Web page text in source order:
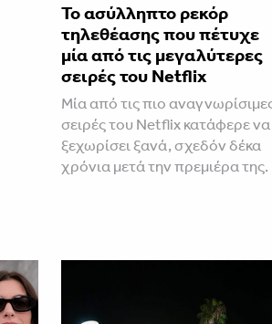
Το ασύλληπτο ρεκόρ
τηλεθέασης που πέτυχε
μία από τις μεγαλύτερες
σειρές του Netflix
Μία από τις πιο
σειρές του Netflix κατάφερε να
ξεχωρίσει ξανά, σχεδόν δέκα
χρόνια μετά την πρεμιέρα της.